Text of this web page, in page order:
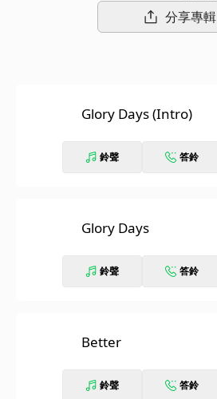
分享專輯
Glory Days (Intro)
鈴聲 答鈴
Glory Days
鈴聲 答鈴
Better
鈴聲 答鈴